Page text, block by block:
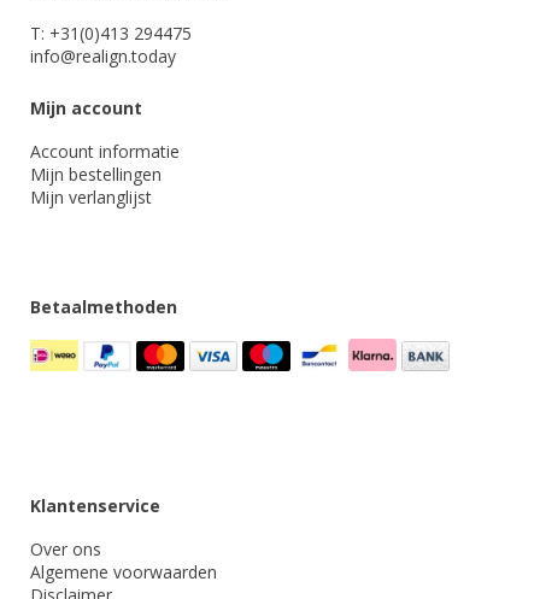
T: +31(0)413 294475
info@realign.today
Mijn account
Account informatie
Mijn bestellingen
Mijn verlanglijst
Betaalmethoden
Klantenservice
Over ons
Algemene voorwaarden